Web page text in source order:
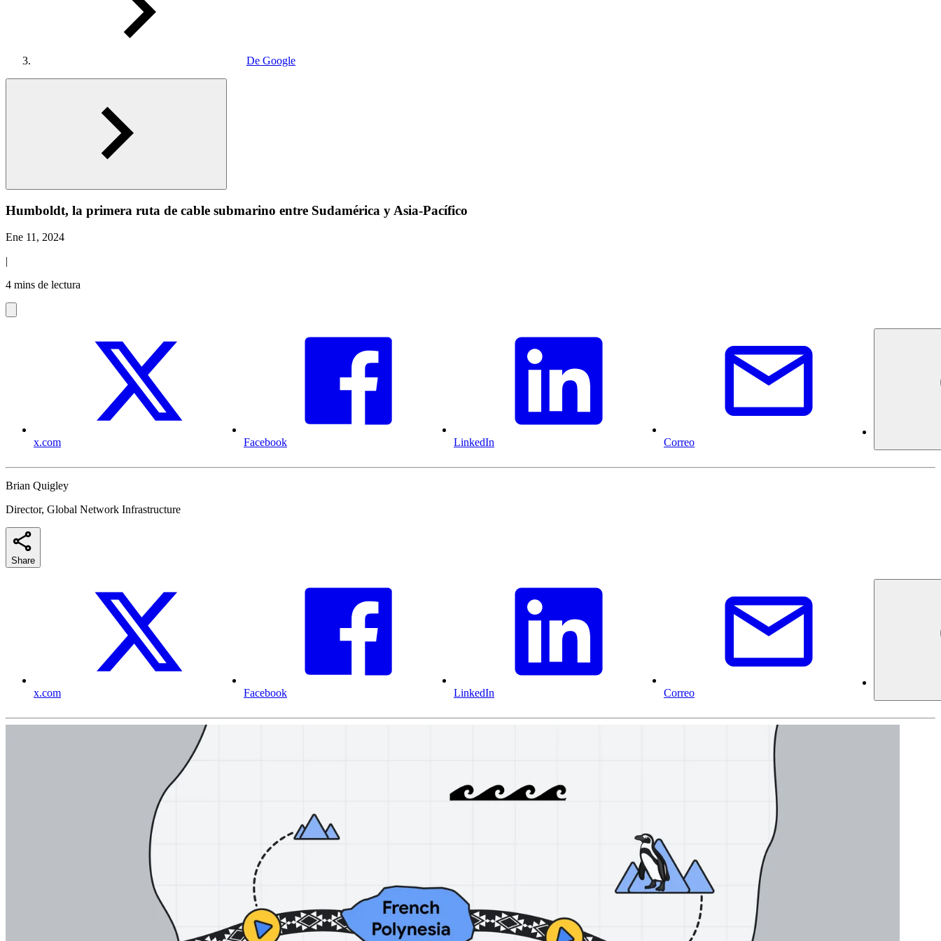
De Google
Humboldt, la primera ruta de cable submarino entre Sudamérica y Asia-Pacífico
Ene 11, 2024
|
4 mins de lectura
x.com Facebook LinkedIn Correo
Brian Quigley
Director, Global Network Infrastructure
Share
x.com Facebook LinkedIn Correo